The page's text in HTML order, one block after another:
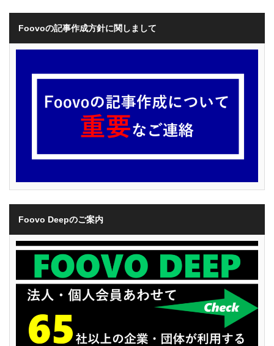
Foovoの記事作成方針に関しまして
Foovo Deepのご案内